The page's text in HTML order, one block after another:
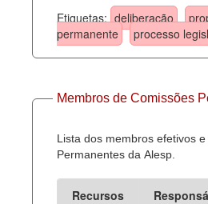
Etiquetas: deliberação
permanente
processo
Membros de Comissões
Lista dos membros efetivos
Permanentes da Alesp.
Recursos